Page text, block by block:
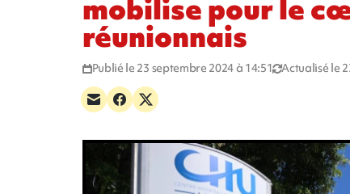
mobilise pour le
réunionnais
Publié le 23 septembre 2024 à 14:51 Actualisé le